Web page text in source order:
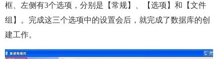
框、左侧有3个选项，分别是【常规】、【选项】和【文件
组】。完成这三个选项中的设置会后，就完成了数据库的创
建工作。